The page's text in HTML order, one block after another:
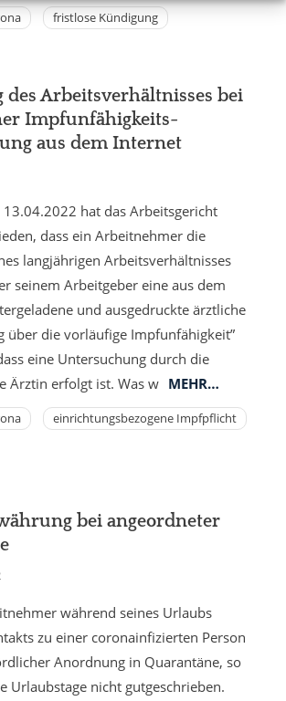
fristlose Kündigung
Arbeitsverhältnisses bei
Impfunfähigkeits­
aus dem Internet
hat das Arbeitsgericht
dass ein Arbeitnehmer die
langjährigen Arbeitsverhältnisses
seinem Arbeitgeber eine aus dem
und ausgedruckte ärztliche
über die vorläufige Impfunfähigkeit”
eine Untersuchung durch die
Ärztin erfolgt ist. Was w MEHR…
einrichtungsbezogene Impfpflicht
bei angeordneter
während seines Urlaubs
zu einer coronainfizierten Person
Anordnung in Quarantäne, so
Urlaubstage nicht gutgeschrieben.